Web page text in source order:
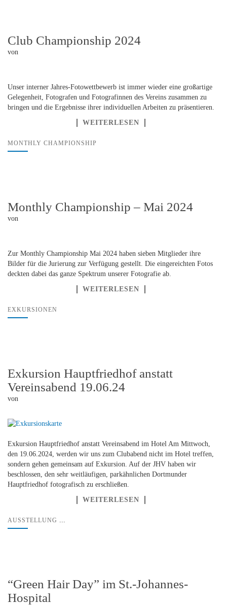
Club Championship 2024
von
Unser interner Jahres-Fotowettbewerb ist immer wieder eine großartige
Gelegenheit, Fotografen und Fotografinnen des Vereins zusammen zu
bringen und die Ergebnisse ihrer individuellen Arbeiten zu präsentieren.
WEITERLESEN
MONTHLY CHAMPIONSHIP
Monthly Championship – Mai 2024
von
Zur Monthly Championship Mai 2024 haben sieben Mitglieder ihre
Bilder für die Jurierung zur Verfügung gestellt. Die eingereichten Fotos
deckten dabei das ganze Spektrum unserer Fotografie ab.
WEITERLESEN
EXKURSIONEN
Exkursion Hauptfriedhof anstatt
Vereinsabend 19.06.24
von
Exkursion Hauptfriedhof anstatt Vereinsabend im Hotel Am Mittwoch,
den 19.06.2024, werden wir uns zum Clubabend nicht im Hotel treffen,
sondern gehen gemeinsam auf Exkursion. Auf der JHV haben wir
beschlossen, den sehr weitläufigen, parkähnlichen Dortmunder
Hauptfriedhof fotografisch zu erschließen.
WEITERLESEN
AUSSTELLUNG ...
“Green Hair Day” im St.-Johannes-
Hospital